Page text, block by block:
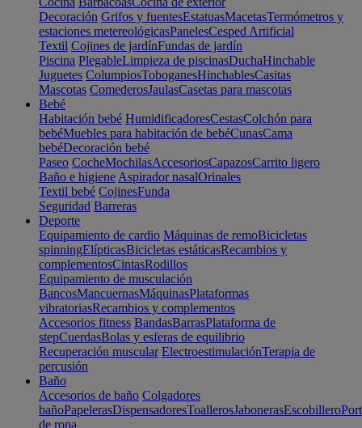
Decoración Grifos y fuentesEstatuasMacetasTermómetros y
estaciones metereológicasPanelesCesped Artificial
Textil Cojines de jardínFundas de jardín
Piscina PlegableLimpieza de piscinasDuchaHinchable
Juguetes ColumpiosToboganesHinchablesCasitas
Mascotas ComederosJaulasCasetas para mascotas
Bebé
Habitación bebé HumidificadoresCestasColchón para
bebéMuebles para habitación de bebéCunasCama
bebéDecoración bebé
Paseo CocheMochilasAccesoriosCapazosCarrito ligero
Baño e higiene Aspirador nasalOrinales
Textil bebé CojinesFunda
Seguridad Barreras
Deporte
Equipamiento de cardio Máquinas de remoBicicletas
spinningElípticasBicicletas estáticasRecambios y
complementosCintasRodillos
Equipamiento de musculación
BancosMancuernasMáquinasPlataformas
vibratoriasRecambios y complementos
Accesorios fitness BandasBarrasPlataforma de
stepCuerdasBolas y esferas de equilibrio
Recuperación muscular ElectroestimulaciónTerapia de
percusión
Baño
Accesorios de baño Colgadores
bañoPapelerasDispensadoresToallerosJabonerasEscobillero
de ropa